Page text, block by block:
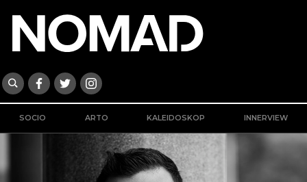
SOCIO ARTO KALEIDOSKOP INNERVIEW